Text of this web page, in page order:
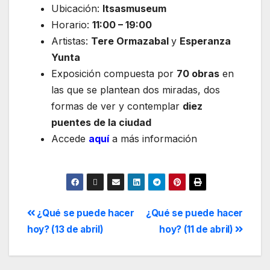
Ubicación: Itsasmuseum
Horario: 11:00 – 19:00
Artistas: Tere Ormazabal y Esperanza
Yunta
Exposición compuesta por 70 obras en
las que se plantean dos miradas, dos
formas de ver y contemplar diez
puentes de la ciudad
Accede aquí a más información
¿Qué se puede hacer
hoy? (11 de abril)
¿Qué se puede hacer
hoy? (13 de abril)